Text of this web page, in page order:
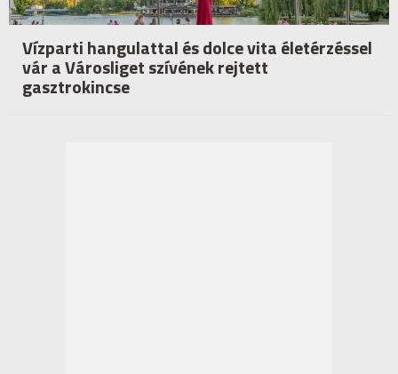
Vízparti hangulattal és dolce vita életérzéssel
vár a Városliget szívének rejtett
gasztrokincse